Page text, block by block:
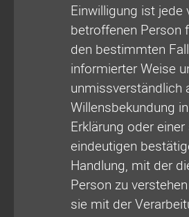
Einwilligung ist jede
betroffenen Person
den bestimmten
informierter Weise
unmissverständlich
Willensbekundung
Erklärung oder
eindeutigen
Handlung, mit der
Person zu
sie mit der